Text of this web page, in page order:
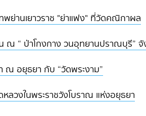
พย่านเยาวราช "ย่าแฟง" ที่วัดคณิกาผล
ณ “ ป่าโกงกาง วนอุทยานปราณบุรี”
ณ อยุธยา กับ “วัดพระงาม”
ลวงในพระราชวังโบราณ แห่งอยุธยา